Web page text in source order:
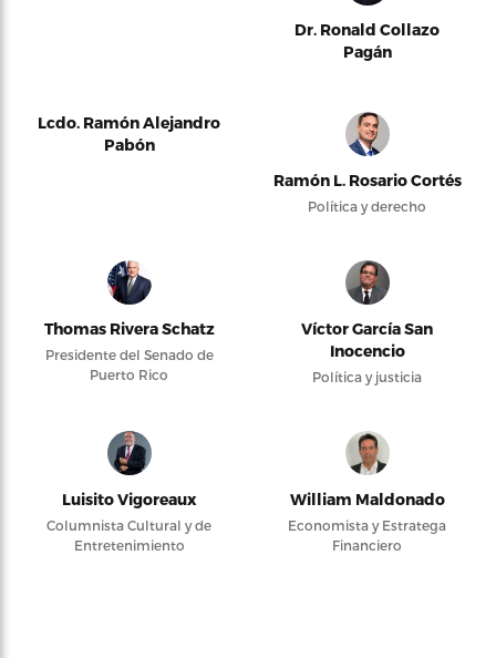
Dr. Ronald Collazo
Pagán
Lcdo. Ramón Alejandro
Pabón
Ramón L. Rosario Cortés
Política y derecho
Thomas Rivera Schatz
Presidente del Senado de
Puerto Rico
Víctor García San
Inocencio
Política y justicia
Luisito Vigoreaux
Columnista Cultural y de
Entretenimiento
William Maldonado
Economista y Estratega
Financiero